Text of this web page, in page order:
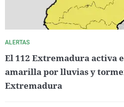
ALERTAS
El 112 Extremadura activa
amarilla por lluvias y
Extremadura